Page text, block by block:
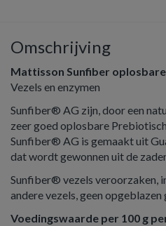
Omschrijving
Mattisson Sunfiber
Vezels en enzymen
Sunfiber® AG zijn, door een
zeer goed oplosbare
Sunfiber® AG is gemaakt uit
dat wordt gewonnen uit de
Sunfiber® vezels veroorzaken,
andere vezels, geen
Voedingswaarde per 100 g